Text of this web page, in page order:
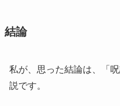
結論
私が、思った結論は、「
説です。